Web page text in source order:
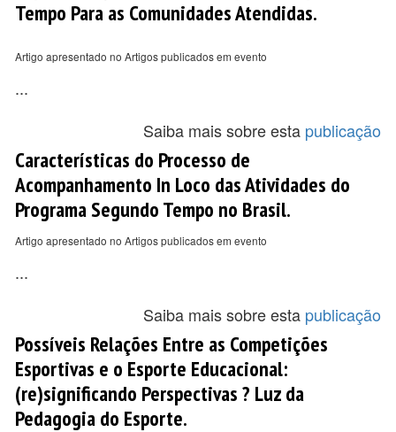
Tempo Para as Comunidades Atendidas.
Artigo apresentado no Artigos publicados em evento
...
Saiba mais sobre esta publicação
Características do Processo de
Acompanhamento In Loco das Atividades do
Programa Segundo Tempo no Brasil.
Artigo apresentado no Artigos publicados em evento
...
Saiba mais sobre esta publicação
Possíveis Relações Entre as Competições
Esportivas e o Esporte Educacional:
(re)significando Perspectivas ? Luz da
Pedagogia do Esporte.